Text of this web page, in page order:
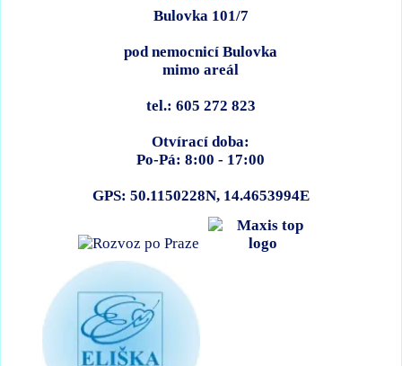
Bulovka 101/7
pod nemocnicí Bulovka
mimo areál
tel.: 605 272 823
Otvírací doba:
Po-Pá: 8:00 - 17:00
GPS: 50.1150228N, 14.4653994E